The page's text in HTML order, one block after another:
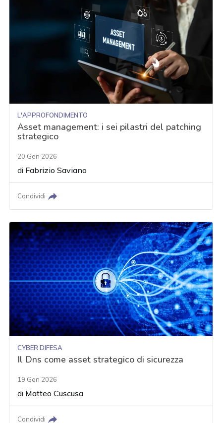
L'APPROFONDIMENTO
Asset management: i sei pilastri del patching
strategico
20 Gen 2026
di Fabrizio Saviano
Condividi
CYBER DIFESA
Il Dns come asset strategico di sicurezza
19 Gen 2026
di Matteo Cuscusa
Condividi